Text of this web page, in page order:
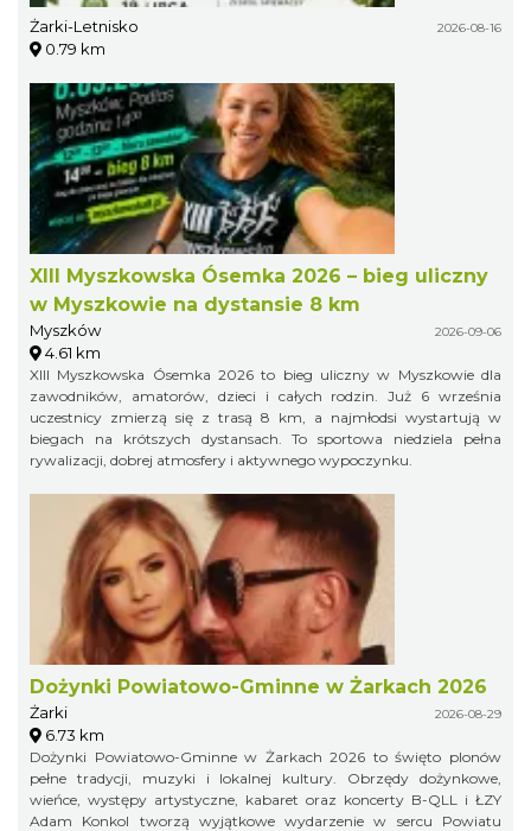
Żarki-Letnisko 2026-08-16
0.79 km
XIII Myszkowska Ósemka 2026 – bieg uliczny
w Myszkowie na dystansie 8 km
Myszków 2026-09-06
4.61 km
XIII Myszkowska Ósemka 2026 to bieg uliczny w Myszkowie dla
zawodników, amatorów, dzieci i całych rodzin. Już 6 września
uczestnicy zmierzą się z trasą 8 km, a najmłodsi wystartują w
biegach na krótszych dystansach. To sportowa niedziela pełna
rywalizacji, dobrej atmosfery i aktywnego wypoczynku.
Dożynki Powiatowo-Gminne w Żarkach 2026
Żarki 2026-08-29
6.73 km
Dożynki Powiatowo-Gminne w Żarkach 2026 to święto plonów
pełne tradycji, muzyki i lokalnej kultury. Obrzędy dożynkowe,
wieńce, występy artystyczne, kabaret oraz koncerty B-QLL i ŁZY
Adam Konkol tworzą wyjątkowe wydarzenie w sercu Powiatu